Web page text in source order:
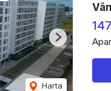
Harta
Next